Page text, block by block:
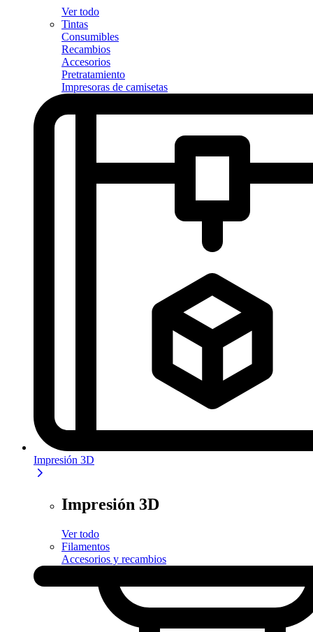
Ver todo
Tintas
Consumibles
Recambios
Accesorios
Pretratamiento
Impresoras de camisetas
Impresión 3D
Impresión 3D
Ver todo
Filamentos
Accesorios y recambios